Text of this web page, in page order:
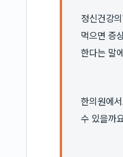
정신건강
먹으면 증
한다는 말
한의원에
수 있을까